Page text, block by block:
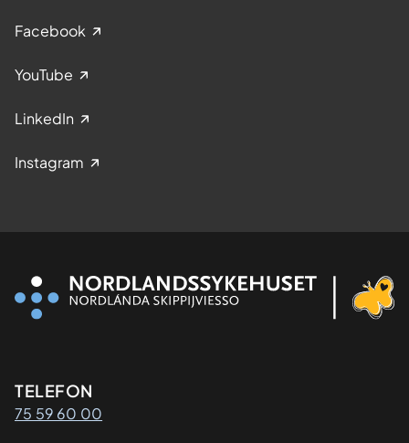
Facebook
YouTube
LinkedIn
Instagram
Kontaktinformasjon
TELEFON
75 59 60 00